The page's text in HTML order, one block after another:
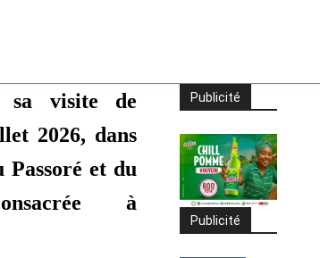
sa visite de
2026, dans
Passoré et du
à
Publicité
Publicité